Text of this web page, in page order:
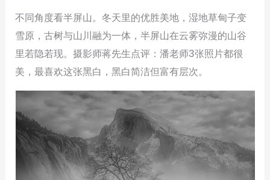
不同角度看半屏山。冬天里的优胜美地，湿地草甸子变
雪原，古树与山川融为一体，半屏山在云雾弥漫的山谷
里若隐若现。摄影师蒋先生点评：潘老师3张照片都很
美，最喜欢这张黑白，黑白简洁但富有层次。